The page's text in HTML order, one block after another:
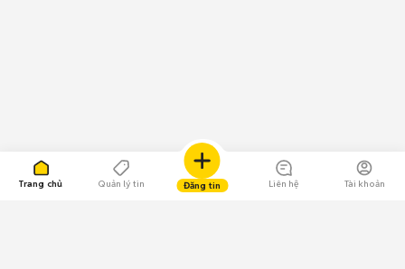
Trang chủ Quản lý tin Đăng tin Liên hệ Tài khoản